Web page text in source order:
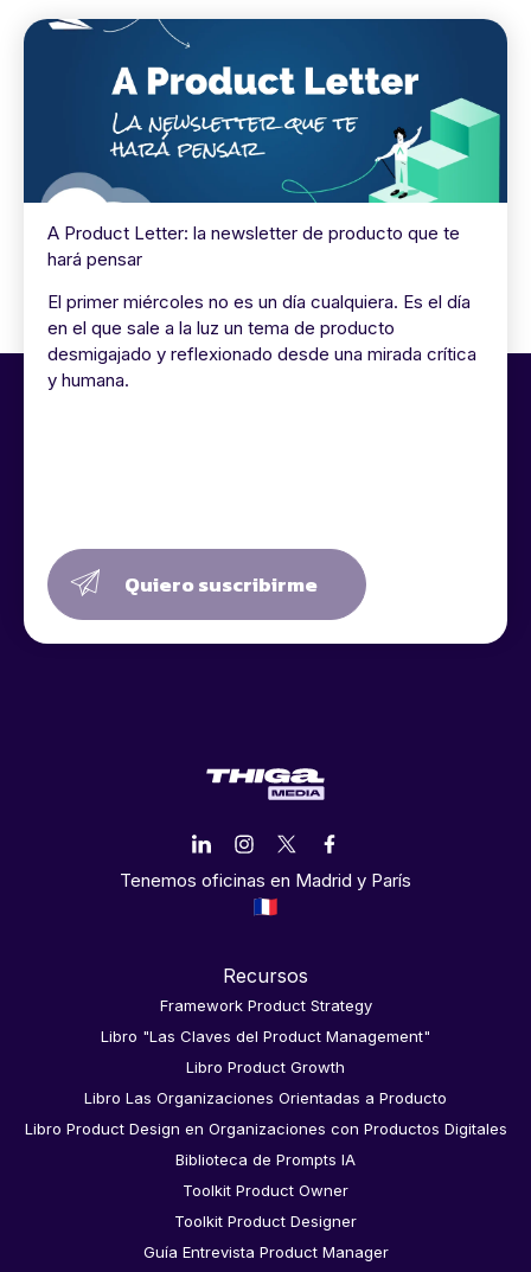
A Product Letter: la newsletter de producto que te
hará pensar
El primer miércoles no es un día cualquiera. Es el día
en el que sale a la luz un tema de producto
desmigajado y reflexionado desde una mirada crítica
y humana.
Quiero suscribirme
Tenemos oficinas en Madrid y París
Recursos
Framework Product Strategy
Libro "Las Claves del Product Management"
Libro Product Growth
Libro Las Organizaciones Orientadas a Producto
Libro Product Design en Organizaciones con Productos Digitales
Biblioteca de Prompts IA
Toolkit Product Owner
Toolkit Product Designer
Guía Entrevista Product Manager